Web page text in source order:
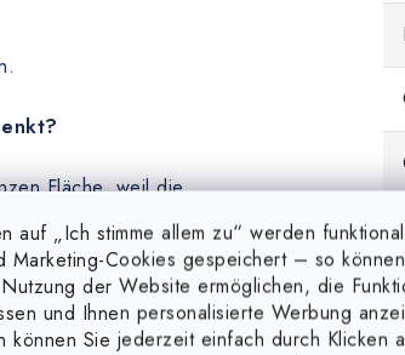
auf „Ich stimme allem zu“ werden
Marketing-Cookies gespeichert – so
der Website ermöglichen, die
und Ihnen personalisierte Werbung
können Sie jederzeit einfach durch Klicken
Fläche, weil die
senkrecht zur
Abreißen des